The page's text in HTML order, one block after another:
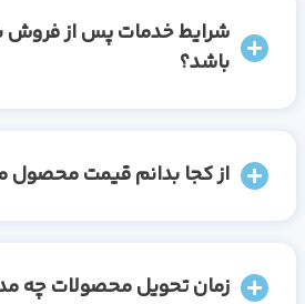
شرایط خدمات پس از
باشد؟
از کجا بدانم قیمت
زمان تحویل محصولات چه